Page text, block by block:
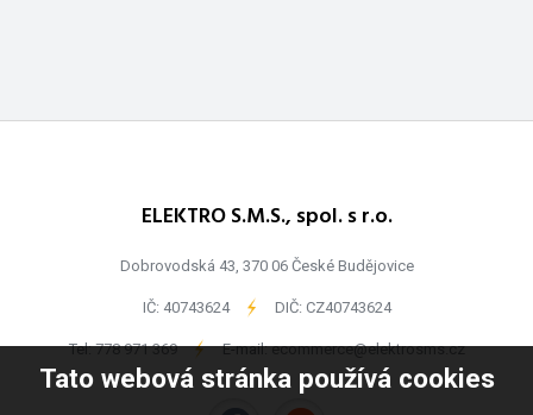
Tato webová stránka používá cookies
ELEKTRO S.M.S., spol. s r.o.
Dobrovodská 43, 370 06 České Budějovice
IČ: 40743624 - DIČ: CZ40743624
Tel:778 971 369 - E-mail:ecommerce@elektrosms.cz